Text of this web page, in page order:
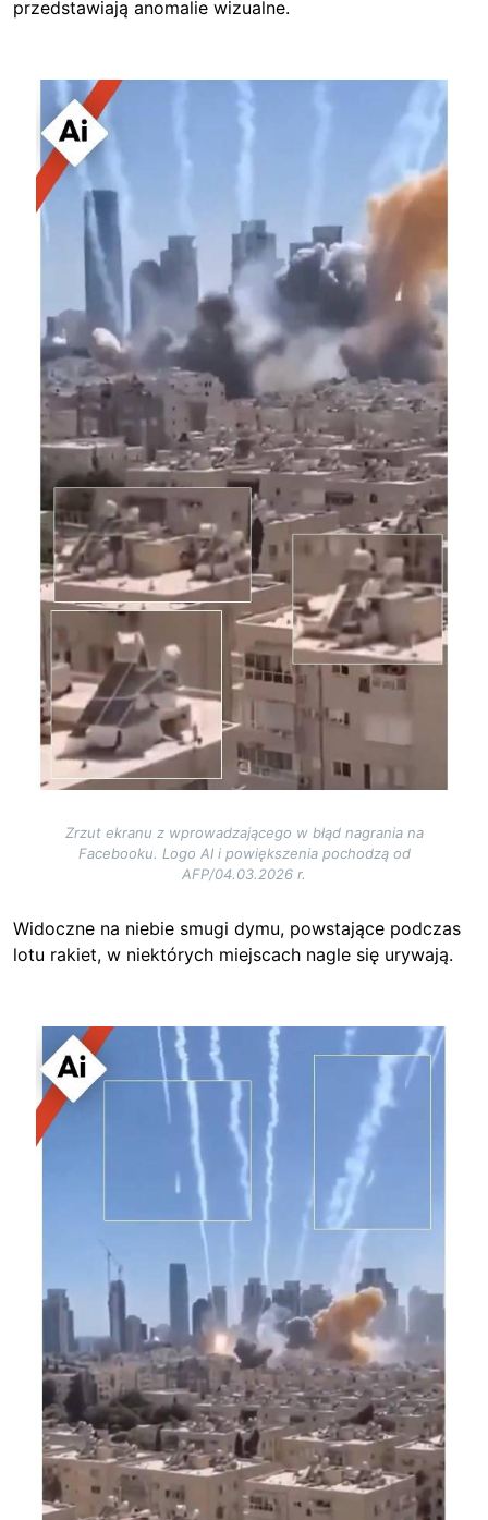
przedstawiają anomalie wizualne.
Zrzut ekranu z wprowadzającego w błąd nagrania na
Facebooku. Logo AI i powiększenia pochodzą od
AFP/04.03.2026 r.
Widoczne na niebie smugi dymu, powstające podczas
lotu rakiet, w niektórych miejscach nagle się urywają.
Image